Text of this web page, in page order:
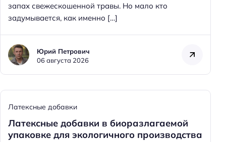
запах свежескошенной травы. Но мало кто
задумывается, как именно […]
Юрий Петрович
06 августа 2026
Латексные добавки
Латексные добавки в биоразлагаемой
упаковке для экологичного производства